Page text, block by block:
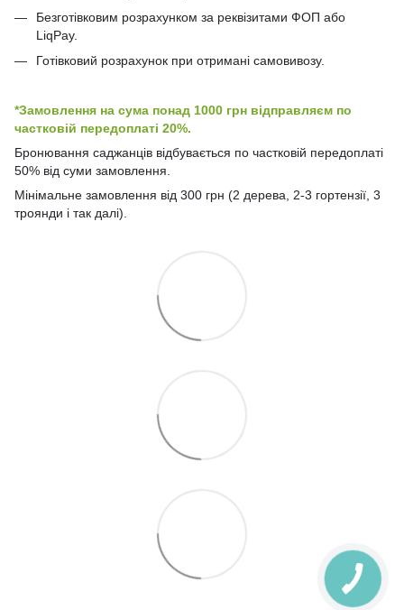
Безготівковим розрахунком за реквізитами ФОП або
LiqPay.
Готівковий розрахунок при отримані самовивозу.
*Замовлення на сума понад 1000 грн відправляєм по
частковій передоплаті 20%.
Бронювання саджанців відбувається по частковій передоплаті
50% від суми замовлення.
Мінімальне замовлення від 300 грн (2 дерева, 2-3 гортензії, 3
троянди і так далі).